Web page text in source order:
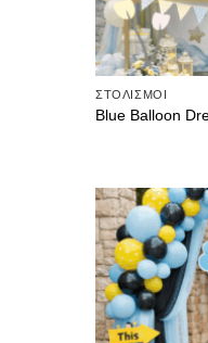
ΣΤΟΛΙΣΜΟΙ
Blue Balloon